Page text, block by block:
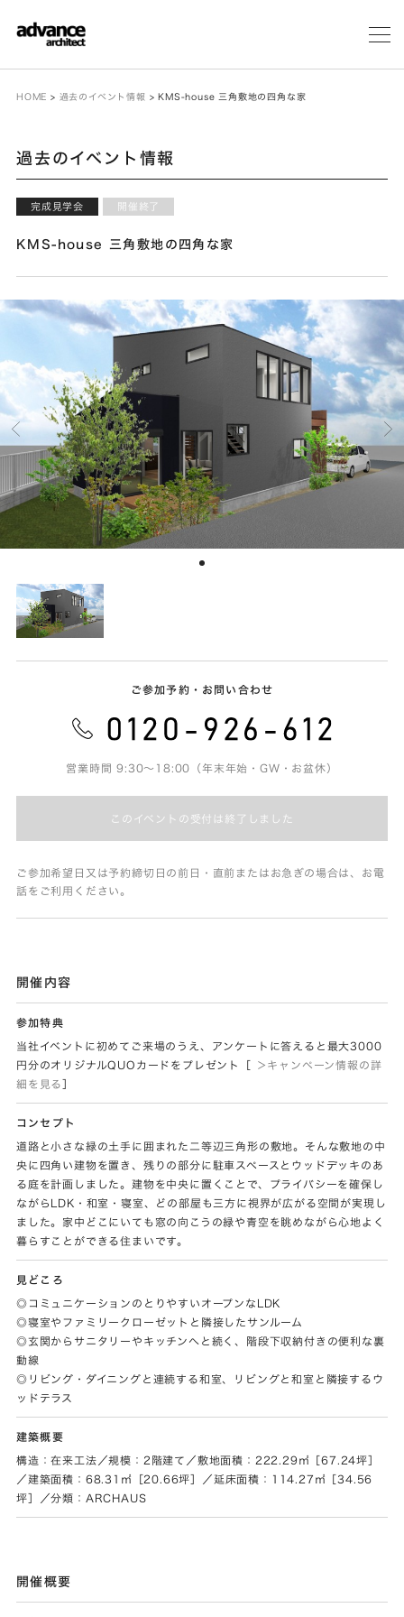
メ
HOME > 過去のイベント情報 > KMS-house 三角敷地の四角な家
過去のイベント情報
完成見学会 開催終了
KMS-house 三角敷地の四角な家
ご参加予約・お問い合わせ
営業時間 9:30～18:00（年末年始・GW・お盆休）
このイベントの受付は終了しました
ご参加希望日又は予約締切日の前日・直前またはお急ぎの場合は、お電
話をご利用ください。
開催内容
参加特典
当社イベントに初めてご来場のうえ、アンケートに答えると最大3000
円分のオリジナルQUOカードをプレゼント［
＞キャンペーン情報の詳
細を見る］
コンセプト
道路と小さな緑の土手に囲まれた二等辺三角形の敷地。そんな敷地の中
央に四角い建物を置き、残りの部分に駐車スペースとウッドデッキのあ
る庭を計画しました。建物を中央に置くことで、プライバシーを確保し
ながらLDK・和室・寝室、どの部屋も三方に視界が広がる空間が実現し
ました。家中どこにいても窓の向こうの緑や青空を眺めながら心地よく
暮らすことができる住まいです。
見どころ
◎コミュニケーションのとりやすいオープンなLDK
◎寝室やファミリークローゼットと隣接したサンルーム
◎玄関からサニタリーやキッチンへと続く、階段下収納付きの便利な裏
動線
◎リビング・ダイニングと連続する和室、リビングと和室と隣接するウ
ッドテラス
建築概要
構造：在来工法／規模：2階建て／敷地面積：222.29㎡［67.24坪］
／建築面積：68.31㎡［20.66坪］／延床面積：114.27㎡［34.56
坪］／分類：ARCHAUS
開催概要